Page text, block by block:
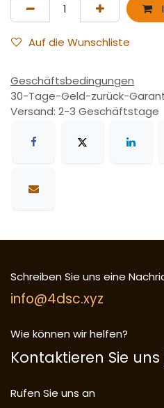
Auf die Wunschliste
Geschäftsbedingungen
30-Tage-Geld-zurück-
Versand: 2-3 Geschäftstage
Schreiben Sie uns eine
info@4dsc.xyz
Wie können wir helfen?
Kontaktieren Sie
Rufen Sie uns an